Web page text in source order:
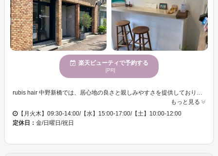
楽天ビューティで予約する
[PR]
rubis hair 中野新橋では、居心地の良さと親しみやすさを提供しております。お客様一人ひとりに全ての施術を担当する丁寧なカウンセリングと施術で、あなたの魅力を最大限に引き出すお手伝いをします。多様な年齢に対応したサービスを提供しており、どなたでも気持ちよくご利用いただけます。お財布にも嬉しい価格設定で、気軽に新しいスタイルに挑戦できる機会を提供しています。rubis hair 中野新橋で、なりたい自分を手に入れませんか？ぜひ、お気軽にお越しください。
もっと見る
【月火木】09:30-14:00/【水】15:00-17:00/【土】10:00-12:00
定休日： 金/日曜日/祝日